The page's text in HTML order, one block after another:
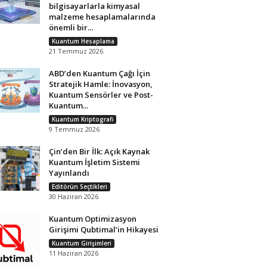
bilgisayarlarla kimyasal
malzeme hesaplamalarında
önemli bir...
Kuantum Hesaplama
21 Temmuz 2026
ABD’den Kuantum Çağı İçin
Stratejik Hamle: İnovasyon,
Kuantum Sensörler ve Post-
Kuantum...
Kuantum Kriptografi
9 Temmuz 2026
Çin’den Bir İlk: Açık Kaynak
Kuantum İşletim Sistemi
Yayınlandı
Editörün Seçtikleri
30 Haziran 2026
Kuantum Optimizasyon
Girişimi Qubtimal’in Hikayesi
Kuantum Girişimleri
11 Haziran 2026